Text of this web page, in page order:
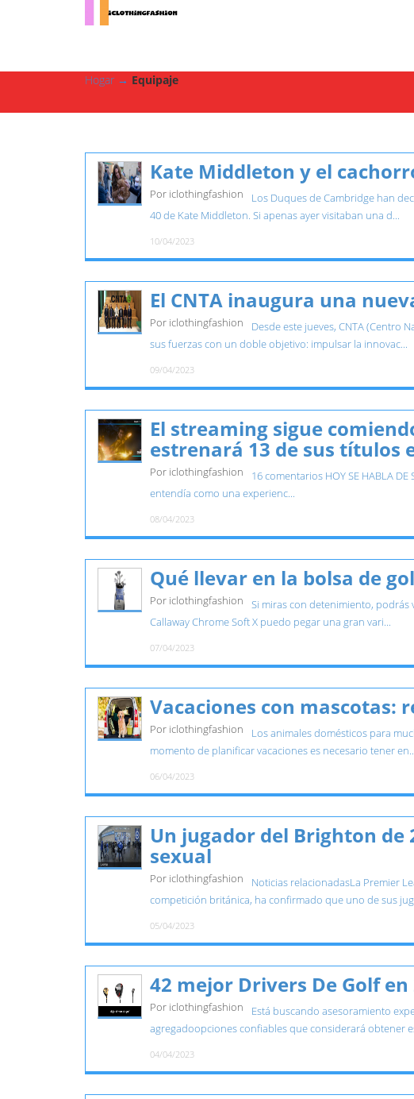
Hogar → Equipaje
Kate Middleton y el
Por iclothingfashion
Los Duques de Cambridge han
40 de Kate Middleton. Si apenas ayer visitaban una d...
10/04/2023
El CNTA inaugura una
Por iclothingfashion
Desde este jueves, CNTA (Centro
sus fuerzas con un doble objetivo: impulsar la innovac...
09/04/2023
El streaming sigue
estrenará 13 de sus títulos
Por iclothingfashion
16 comentarios HOY SE HABLA
entendía como una experienc...
08/04/2023
Qué llevar en la bolsa de
Por iclothingfashion
Si miras con detenimiento, podrás
Callaway Chrome Soft X puedo pegar una gran vari...
07/04/2023
Vacaciones con mascotas:
Por iclothingfashion
Los animales domésticos para
momento de planificar vacaciones es necesario tener
06/04/2023
Un jugador del Brighton
sexual
Por iclothingfashion
Noticias relacionadasLa Premier
competición británica, ha confirmado que uno de sus
05/04/2023
42 mejor Drivers De Golf
Por iclothingfashion
Está buscando asesoramiento
agregadoopciones confiables que considerará obtener
04/04/2023